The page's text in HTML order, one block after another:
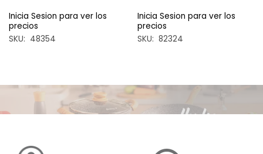
Inicia Sesion para ver los
precios
SKU: 48354
Inicia Sesion para ver los
precios
SKU: 82324